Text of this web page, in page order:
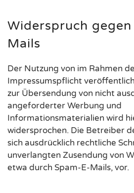
Widerspruch
Mails
Der Nutzung von im Rahmen
Impressumspflicht
zur Übersendung von nicht
angeforderter Werbung und
Informationsmaterialien wird
widersprochen. Die Betreiber
sich ausdrücklich rechtliche
unverlangten Zusendung von
etwa durch Spam-E-Mails, vor.